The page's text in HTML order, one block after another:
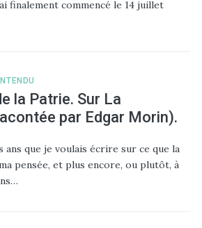
finalement commencé le 14 juillet
la Patrie. Sur La
par Edgar Morin).
que je voulais écrire sur ce que la
pensée, et plus encore, ou plutôt, à